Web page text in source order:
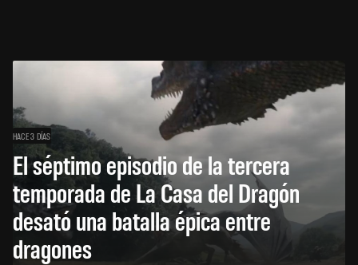
HACE 3 DÍAS
El séptimo episodio de la tercera
temporada de La Casa del Dragón
desató una batalla épica entre
dragones